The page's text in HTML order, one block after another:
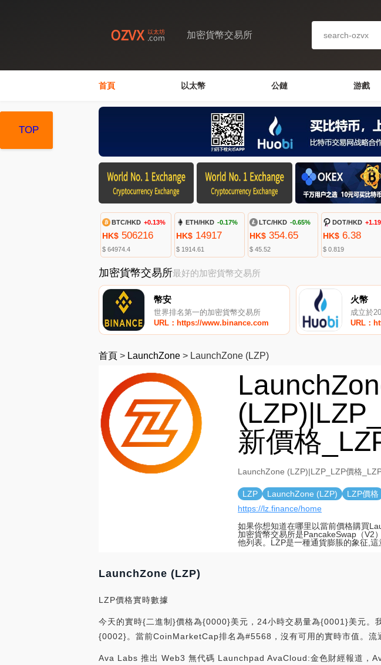
加密貨幣交易所
首頁 以太幣 公鏈 游戲
BTC/HKD +0.13%
HK$ 506216
$ 64974.4
ETH/HKD -0.17%
HK$14917
$ 1914.61
LTC/HKD -0.65%
HK$354.65
$ 45.52
DOT/HKD
HK$6.38
$ 0.819
加密貨幣交易所最好的加密貨幣交易所
幣安
世界排名第一的加密貨幣交易所
URL：https://www.binance.com
火幣
成立於
URL：
首頁 > LaunchZone > LaunchZone (LZP)
新價格
LaunchZone (LZP)|LZP_LZP價格
LZP LaunchZone (LZP) LZP價格
https://lz.finance/home
如果你想知道在哪里以當前價格購買
加密貨幣交易所是PancakeSwap（V2
他列表。LZP是一種通貨膨脹的象征,
LaunchZone (LZP)
LZP價格實時數據
今天的實時{二進制}價格為{0000}美元，24小時交易量為{0001}美元
{0002}。當前CoinMarketCap排名為#5568，沒有可用的實時市值。流
Ava Labs 推出 Web3 無代碼 Launchpad AvaCloud:金色財經報道，
TOP
TOP
TOP